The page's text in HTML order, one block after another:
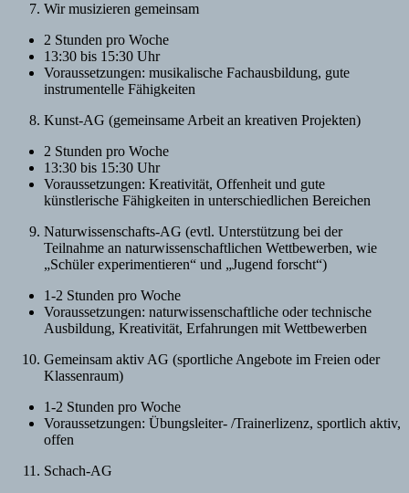
Wir musizieren gemeinsam
2 Stunden pro Woche
13:30 bis 15:30 Uhr
Voraussetzungen: musikalische Fachausbildung, gute
instrumentelle Fähigkeiten
Kunst-AG (gemeinsame Arbeit an kreativen Projekten)
2 Stunden pro Woche
13:30 bis 15:30 Uhr
Voraussetzungen: Kreativität, Offenheit und gute
künstlerische Fähigkeiten in unterschiedlichen Bereichen
Naturwissenschafts-AG (evtl. Unterstützung bei der
Teilnahme an naturwissenschaftlichen Wettbewerben, wie
„Schüler experimentieren“ und „Jugend forscht“)
1-2 Stunden pro Woche
Voraussetzungen: naturwissenschaftliche oder technische
Ausbildung, Kreativität, Erfahrungen mit Wettbewerben
Gemeinsam aktiv AG (sportliche Angebote im Freien oder
Klassenraum)
1-2 Stunden pro Woche
Voraussetzungen: Übungsleiter- /Trainerlizenz, sportlich aktiv,
offen
Schach-AG